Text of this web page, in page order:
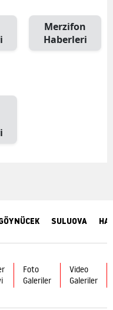
Merzifon
Haberleri
SULUOVA
Foto
Galeriler
Video
Galeriler